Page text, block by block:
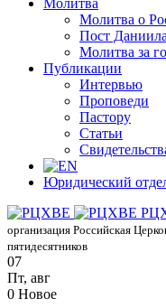
Молитва
Молитва о
Пост Даниила
Молитва за
Публикации
Интервью
Проповеди
Пастору
Статьи
Юридический
организация Российская
пятидесятников
07
Пт, авг
0 Новое